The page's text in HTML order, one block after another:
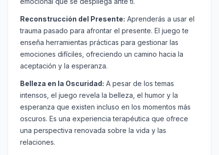
Reconstrucción del Presente: Aprenderás a usar el
trauma pasado para afrontar el presente. El juego te
enseña herramientas prácticas para gestionar las
emociones difíciles, ofreciendo un camino hacia la
aceptación y la esperanza.
Belleza en la Oscuridad: A pesar de los temas
intensos, el juego revela la belleza, el humor y la
esperanza que existen incluso en los momentos más
oscuros. Es una experiencia terapéutica que ofrece
una perspectiva renovada sobre la vida y las
relaciones.